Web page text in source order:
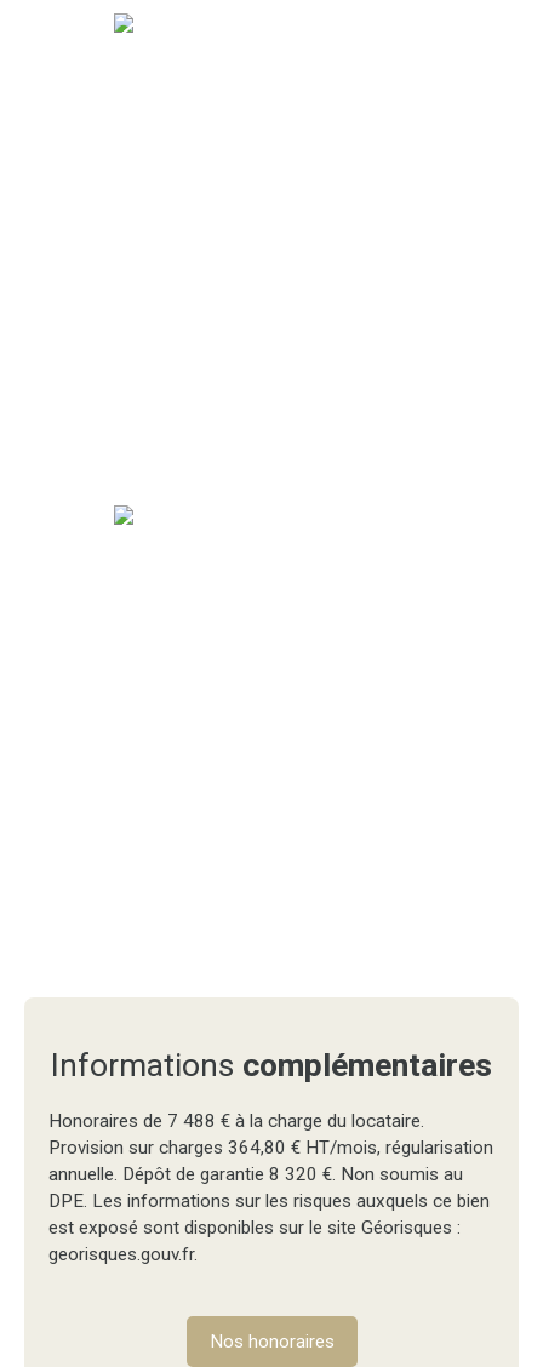
Informations complémentaires
Honoraires de 7 488 € à la charge du locataire.
Provision sur charges 364,80 € HT/mois, régularisation
annuelle. Dépôt de garantie 8 320 €. Non soumis au
DPE. Les informations sur les risques auxquels ce bien
est exposé sont disponibles sur le site Géorisques :
georisques.gouv.fr.
Nos honoraires